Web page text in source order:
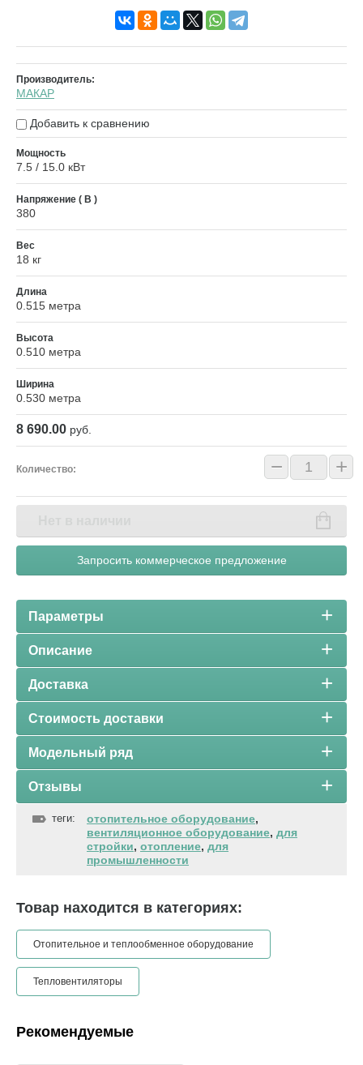
Производитель:
МАКАР
Добавить к сравнению
Мощность
7.5 / 15.0 кВт
Напряжение ( В )
380
Вес
18 кг
Длина
0.515 метра
Высота
0.510 метра
Ширина
0.530 метра
8 690.00 руб.
Количество: − +
Запросить коммерческое предложение
Параметры
Описание
Доставка
Стоимость доставки
Модельный ряд
Отзывы
теги: отопительное оборудование,
вентиляционное оборудование, для
стройки, отопление, для
промышленности
Товар находится в категориях:
Отопительное и теплообменное оборудование
Тепловентиляторы
Рекомендуемые